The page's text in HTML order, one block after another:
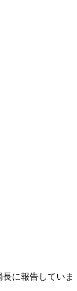
に報告していま